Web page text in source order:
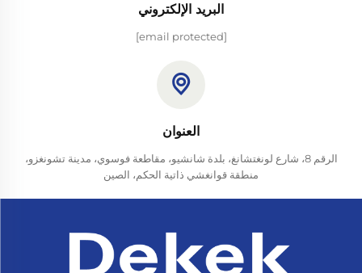
البريد الإلكتروني
[email protected]
العنوان
الرقم 8، شارع لونغتشانغ، بلدة شانشيو، مقاطعة فوسوي، مدينة تشونغزو،
منطقة قوانغشي ذاتية الحكم، الصين